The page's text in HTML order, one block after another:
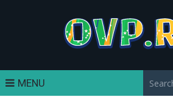
MENU